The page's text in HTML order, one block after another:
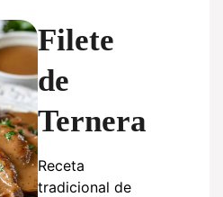
Filete
de
Ternera
Receta
tradicional de